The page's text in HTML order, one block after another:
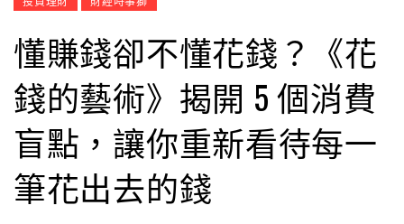
懂賺錢卻不懂花錢？《花
錢的藝術》揭開 5 個消費
盲點，讓你重新看待每一
筆花出去的錢